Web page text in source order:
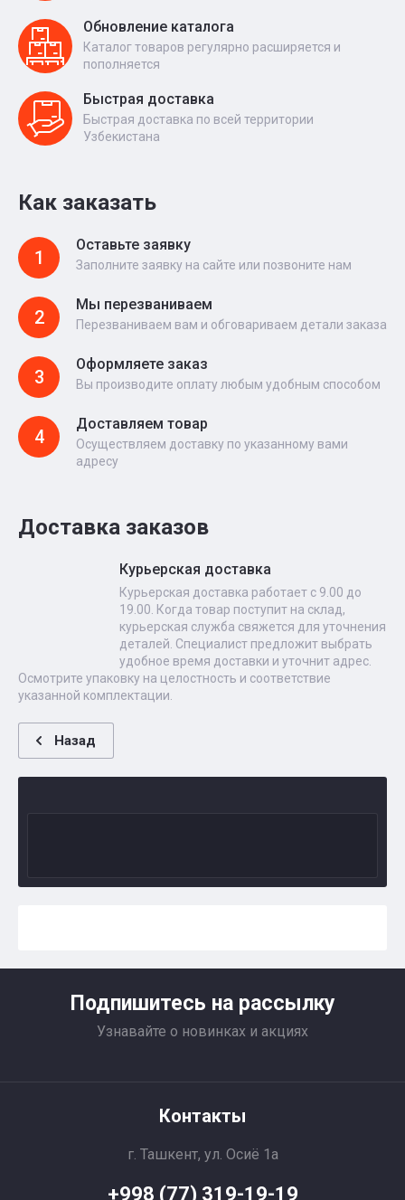
Обновление каталога
Каталог товаров регулярно расширяется и
пополняется
Быстрая доставка
Быстрая доставка по всей территории
Узбекистана
Как заказать
1
Оставьте заявку
Заполните заявку на сайте или позвоните нам
2
Мы перезваниваем
Перезваниваем вам и обговариваем детали заказа
3
Оформляете заказ
Вы производите оплату любым удобным способом
4
Доставляем товар
Осуществляем доставку по указанному вами
адресу
Доставка заказов
Курьерская доставка
Курьерская доставка работает с 9.00 до
19.00. Когда товар поступит на склад,
курьерская служба свяжется для уточнения
деталей. Специалист предложит выбрать
удобное время доставки и уточнит адрес.
Осмотрите упаковку на целостность и соответствие
указанной комплектации.
Назад
Подпишитесь на рассылку
Узнавайте о новинках и акциях
Контакты
г. Ташкент, ул. Осиё 1a
+998 (77) 319-19-19